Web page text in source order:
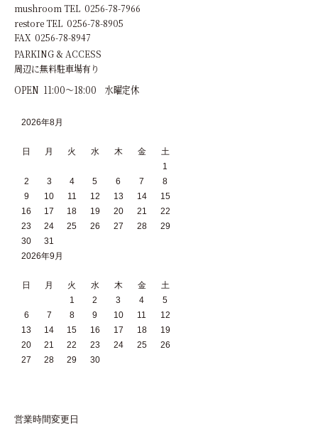
mushroom TEL 0256-78-7966
restore TEL 0256-78-8905
FAX 0256-78-8947
PARKING & ACCESS
周辺に無料駐車場有り
OPEN 11:00～18:00 水曜定休
2026年8月
日 月 火 水 木 金
土
1
2
3 4 5 6 7
8
9
10 11 12 13 14
15
16
17 18 19 20 21
22
23
24 25 26 27 28
29
30
31
2026年9月
日 月 火 水 木 金
土
1
2 3 4
5
6
7 8 9 10 11
12
13
14 15 16 17 18
19
20
21 22 23 24 25
26
27
28 29 30
営業時間変更日